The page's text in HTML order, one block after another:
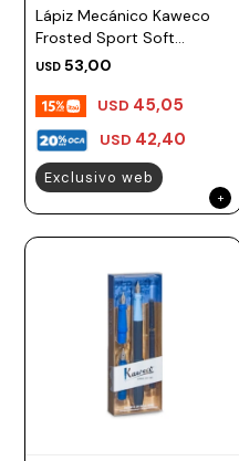
Lápiz Mecánico Kaweco
Frosted Sport Soft
Mandarine 0.7 mm
USD 53,00
USD 42,40
USD 45,05
Exclusivo web